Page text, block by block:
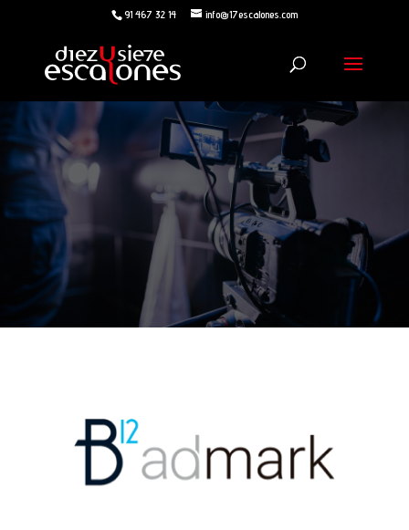
91 467 32 14 info@17escalones.com